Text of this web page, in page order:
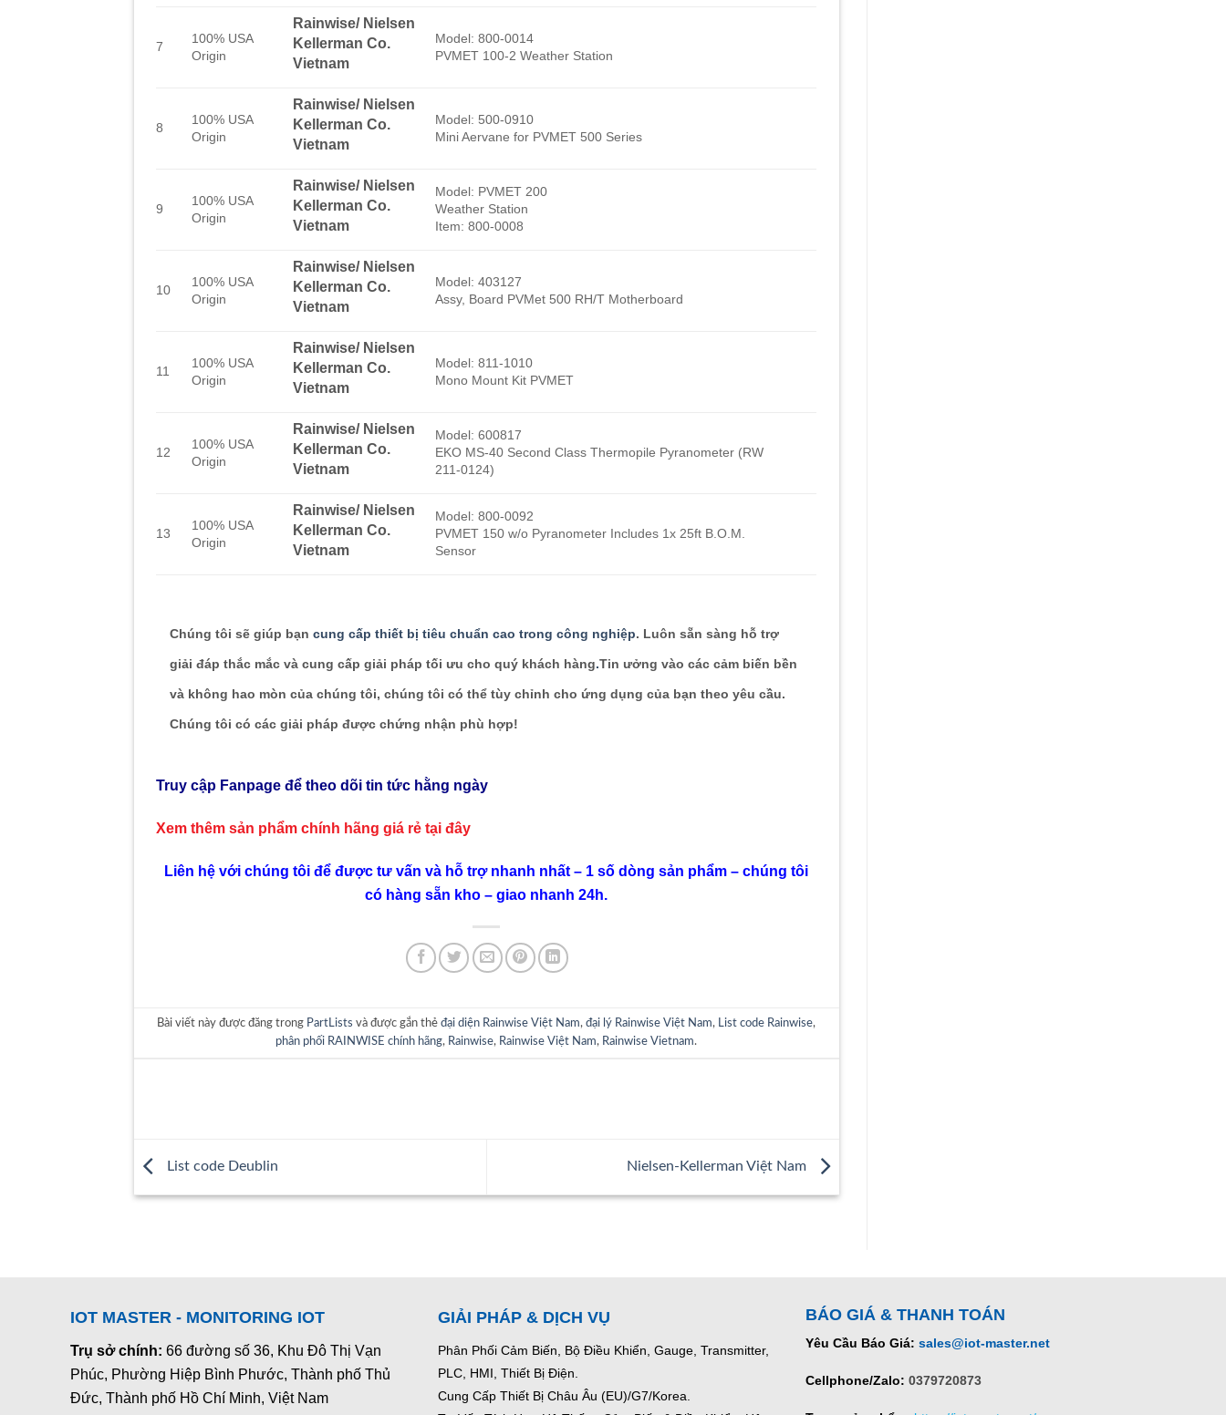
7
100% USA
Origin
Rainwise/ Nielsen
Kellerman Co.
Vietnam
Model: 800-0014
PVMET 100-2 Weather Station
8
100% USA
Origin
Rainwise/ Nielsen
Kellerman Co.
Vietnam
Model: 500-0910
Mini Aervane for PVMET 500 Series
9
100% USA
Origin
Rainwise/ Nielsen
Kellerman Co.
Vietnam
Model: PVMET 200
Weather Station
Item: 800-0008
10
100% USA
Origin
Rainwise/ Nielsen
Kellerman Co.
Vietnam
Model: 403127
Assy, Board PVMet 500 RH/T Motherboard
11
100% USA
Origin
Rainwise/ Nielsen
Kellerman Co.
Vietnam
Model: 811-1010
Mono Mount Kit PVMET
12
100% USA
Origin
Rainwise/ Nielsen
Kellerman Co.
Vietnam
Model: 600817
EKO MS-40 Second Class Thermopile Pyranometer (RW
211-0124)
13
100% USA
Origin
Rainwise/ Nielsen
Kellerman Co.
Vietnam
Model: 800-0092
PVMET 150 w/o Pyranometer Includes 1x 25ft B.O.M.
Sensor
Chúng tôi sẽ giúp bạn cung cấp thiết bị tiêu chuẩn cao trong công nghiệp. Luôn sẵn sàng hỗ trợ
giải đáp thắc mắc và cung cấp giải pháp tối ưu cho quý khách hàng.Tin ưởng vào các cảm biến bền
và không hao mòn của chúng tôi, chúng tôi có thể tùy chỉnh cho ứng dụng của bạn theo yêu cầu.
Chúng tôi có các giải pháp được chứng nhận phù hợp!
Truy cập Fanpage để theo dõi tin tức hằng ngày
Xem thêm sản phẩm chính hãng giá rẻ tại đây
Liên hệ với chúng tôi để được tư vấn và hỗ trợ nhanh nhất – 1 số dòng sản phẩm – chúng tôi
có hàng sẵn kho – giao nhanh 24h.
Bài viết này được đăng trong PartLists và được gắn thẻđại diện Rainwise Việt Nam,đại lý Rainwise Việt Nam, List code Rainwise,
phân phối RAINWISE chính hãng, Rainwise, Rainwise Việt Nam, Rainwise Vietnam.
List code Deublin Nielsen-Kellerman Việt Nam
IOT MASTER - MONITORING IOT
Trụ sở chính: 66 đường số 36, Khu Đô Thị Vạn
Phúc, Phường Hiệp Bình Phước, Thành phố Thủ
Đức, Thành phố Hồ Chí Minh, Việt Nam
GIẢI PHÁP & DỊCH VỤ
Phân Phối Cảm Biến, Bộ Điều Khiển, Gauge, Transmitter,
PLC, HMI, Thiết Bị Điện.
Cung Cấp Thiết Bị Châu Âu (EU)/G7/Korea.
BÁO GIÁ & THANH TOÁN
Yêu Cầu Báo Giá: sales@iot-master.net
Cellphone/Zalo: 0379720873